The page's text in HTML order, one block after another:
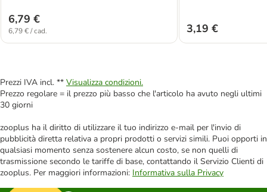
6,79 €
6,79 € / cad. 3,19 €
Prezzi IVA incl. ** Visualizza condizioni.
Prezzo regolare = il prezzo più basso che l'articolo ha avuto negli ultimi
30 giorni
zooplus ha il diritto di utilizzare il tuo indirizzo e-mail per l'invio di
pubblicità diretta relativa a propri prodotti o servizi simili. Puoi opporti in
qualsiasi momento senza sostenere alcun costo, se non quelli di
trasmissione secondo le tariffe di base, contattando il Servizio Clienti di
zooplus. Per maggiori informazioni: Informativa sulla Privacy